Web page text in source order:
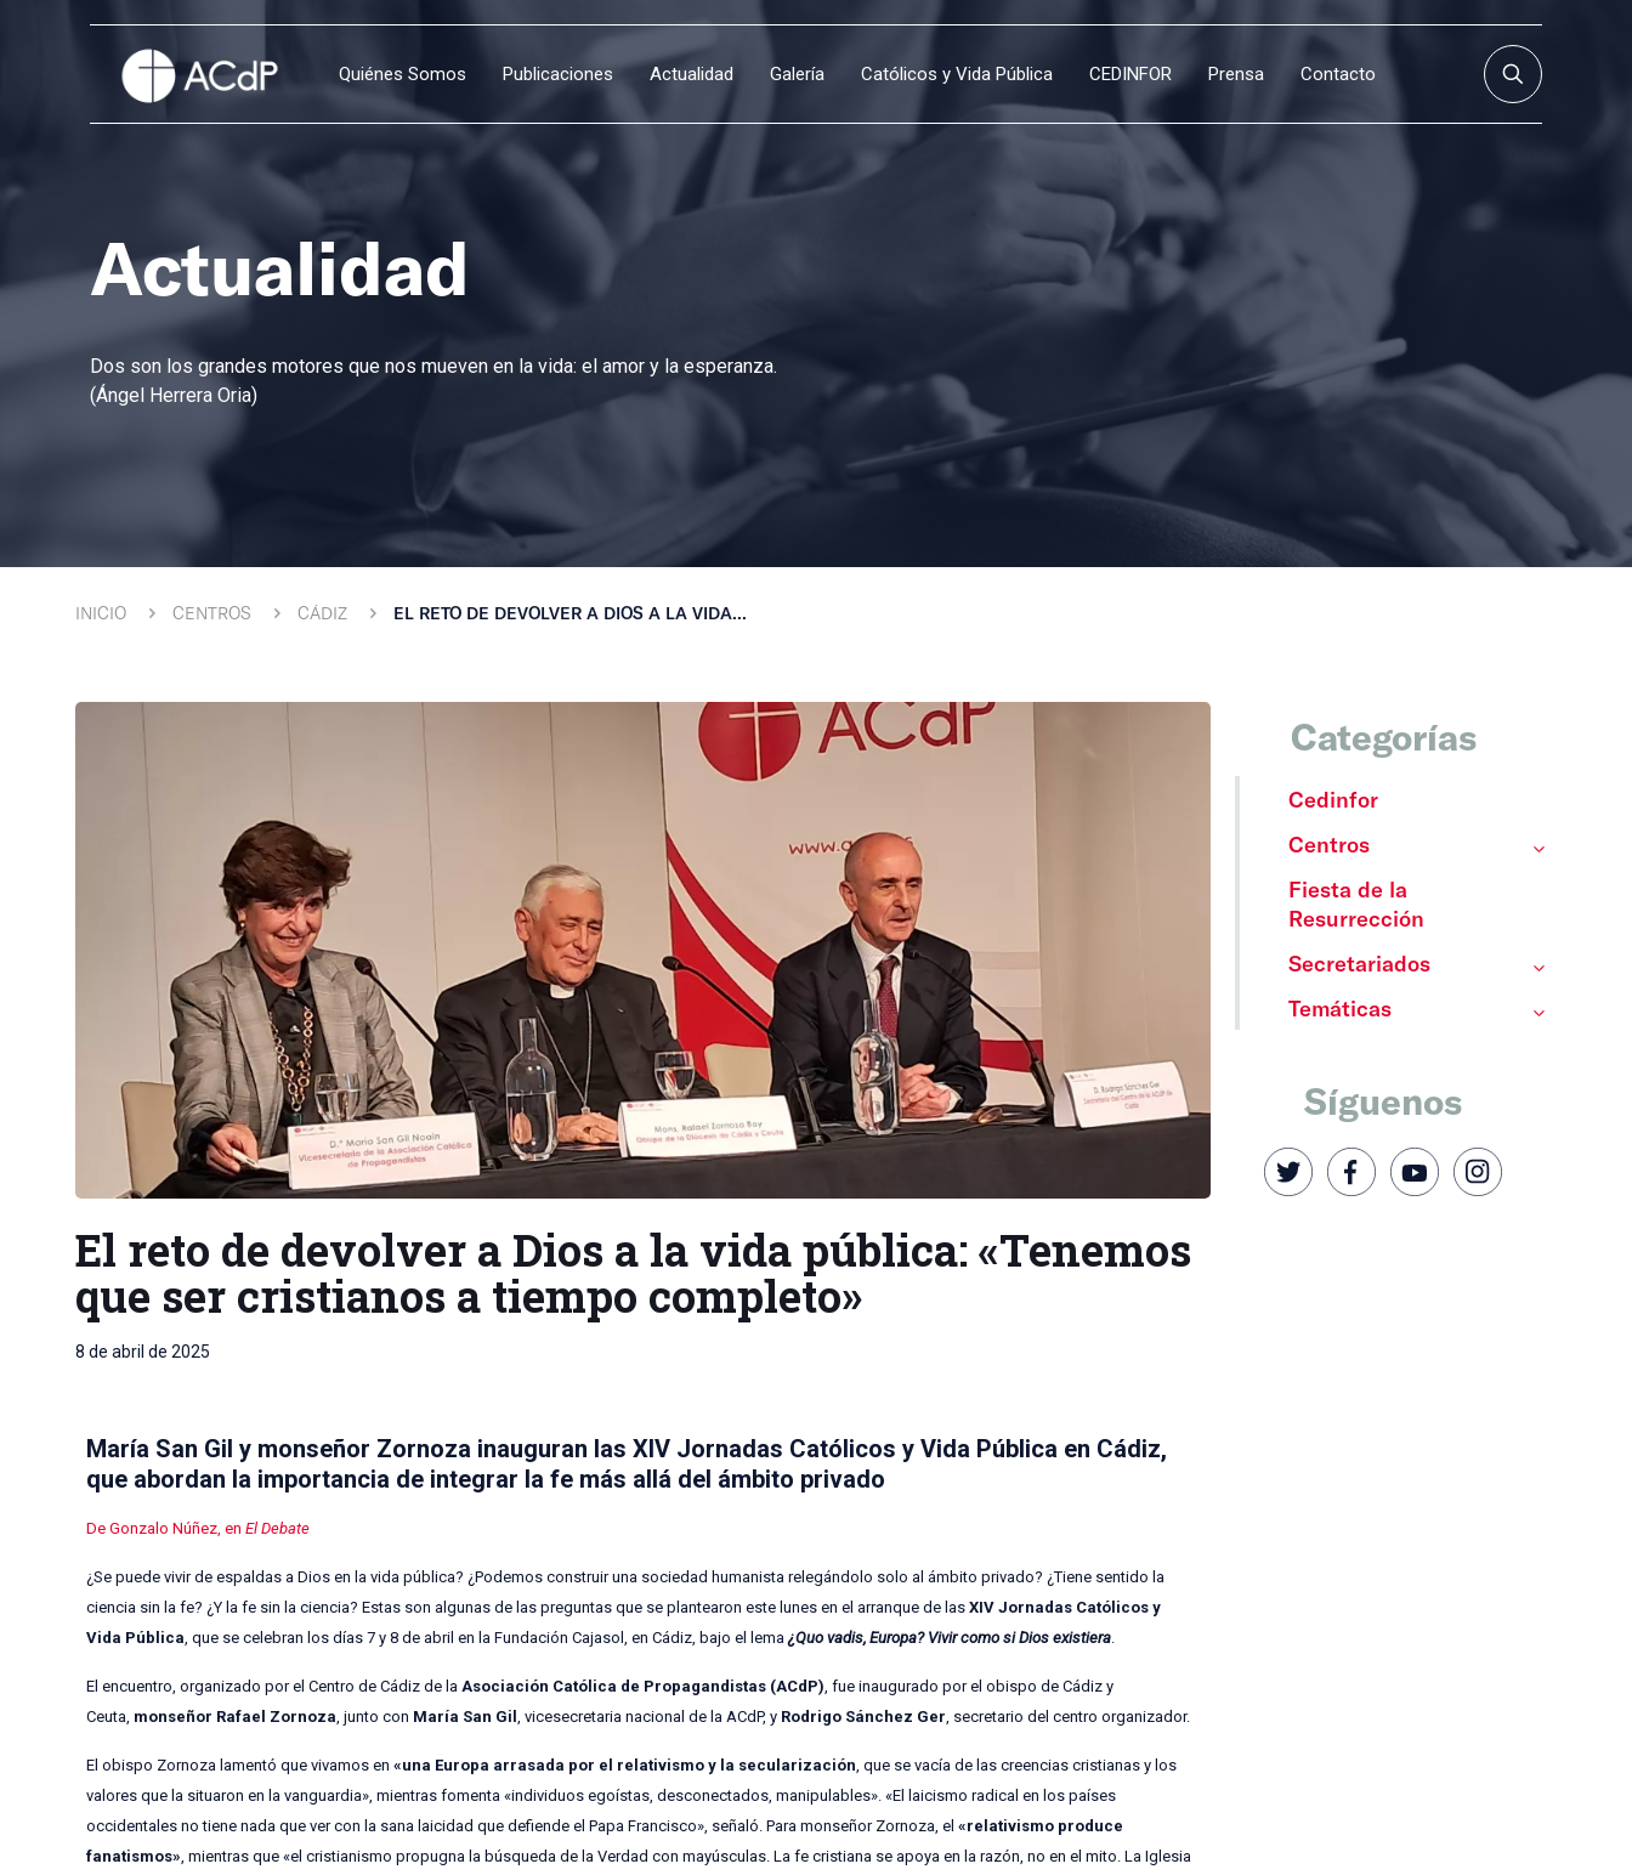
Quiénes Somos Publicaciones Actualidad Galería Católicos y Vida Pública CEDINFOR Prensa Contacto
Actualidad
Dos son los grandes motores que nos mueven en la vida: el amor y la esperanza.
(Ángel Herrera Oria)
INICIO CENTROS CÁDIZ EL RETO DE DEVOLVER A DIOS A LA VIDA...
El reto de devolver a Dios a la vida pública: «Tenemos
que ser cristianos a tiempo completo»
8 de abril de 2025
María San Gil y monseñor Zornoza inauguran las XIV Jornadas Católicos y Vida Pública en Cádiz,
que abordan la importancia de integrar la fe más allá del ámbito privado
De Gonzalo Núñez, enEl Debate
¿Se puede vivir de espaldas a Dios en la vida pública? ¿Podemos construir una sociedad humanista relegándolo solo al ámbito privado? ¿Tiene sentido la
ciencia sin la fe? ¿Y la fe sin la ciencia? Estas son algunas de las preguntas que se plantearon este lunes en el arranque de lasXIV Jornadas Católicos y
Vida Pública , que se celebran los días 7 y 8 de abril en la Fundación Cajasol, en Cádiz, bajo el lema¿Quo vadis, Europa? Vivir como si Dios existiera
El encuentro, organizado por el Centro de Cádiz de la Asociación Católica de Propagandistas (ACdP) , fue inaugurado por el obispo de Cádiz y
Ceuta, monseñor Rafael Zornoza , junto con María San Gil , vicesecretaria nacional de la ACdP, y Rodrigo Sánchez Ger , secretario del centro organizador.
El obispo Zornoza lamentó que vivamos en«una Europa arrasada por el relativismo y la secularización , que se vacía de las creencias cristianas y los
valores que la situaron en la vanguardia», mientras fomenta «individuos egoístas, desconectados, manipulables». «El laicismo radical en los países
occidentales no tiene nada que ver con la sana laicidad que defiende el Papa Francisco», señaló. Para monseñor Zornoza, el «relativismo produce
fanatismos» , mientras que «el cristianismo propugna la búsqueda de la Verdad con mayúsculas. La fe cristiana se apoya en la razón, no en el mito. La Iglesia
Categorías
Cedinfor
Centros
Fiesta de la
Resurrección
Secretariados
Temáticas
Síguenos